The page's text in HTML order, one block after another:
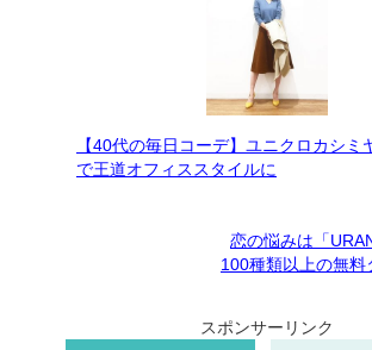
【40代の毎日コーデ】ユニクロカシミ
で王道オフィススタイルに
恋の悩みは「
100種類以上の無
スポンサーリンク